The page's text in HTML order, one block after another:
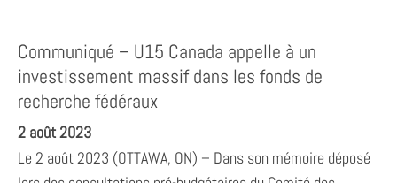
Communiqué – U15 Canada appelle à un
investissement massif dans les fonds de
recherche fédéraux
2 août 2023
Le 2 août 2023 (OTTAWA, ON) – Dans son mémoire déposé